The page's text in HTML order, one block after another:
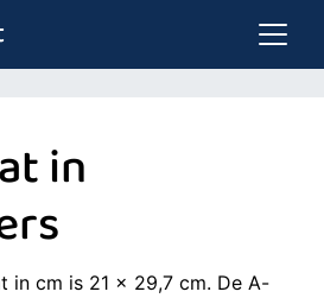
in
in cm is 21 x 29,7 cm. De A-